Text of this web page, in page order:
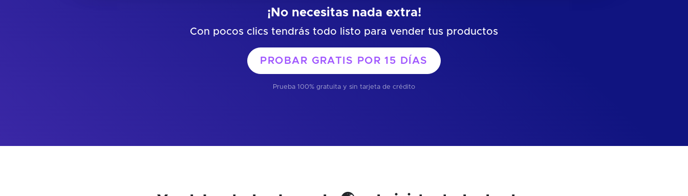
¡No necesitas nada extra!
Con pocos clics tendrás todo listo para vender tus productos
PROBAR GRATIS POR15 DÍAS
Prueba 100% gratuita y sin tarjeta de crédito